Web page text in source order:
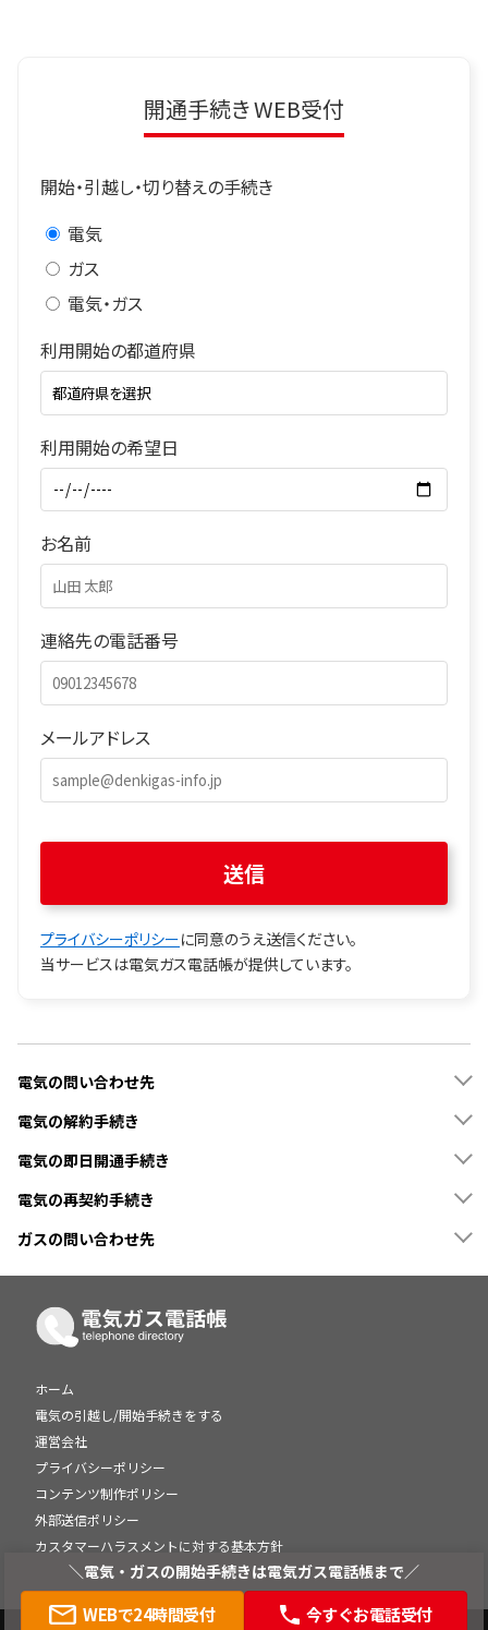
開通手続き WEB受付
開始・引越し・切り替えの手続き
電気
ガス
電気・ガス
利用開始の都道府県
利用開始の希望日
お名前
連絡先の電話番号
メールアドレス
プライバシーポリシーに同意のうえ送信ください。
当サービスは電気ガス電話帳が提供しています。
電気の問い合わせ先
電気の解約手続き
電気の即日開通手続き
電気の再契約手続き
ガスの問い合わせ先
ホーム
電気の引越し/開始手続きをする
運営会社
プライバシーポリシー
コンテンツ制作ポリシー
外部送信ポリシー
カスタマーハラスメントに対する基本方針
＼電気・ガスの開始手続きは電気ガス電話帳まで／
WEBで24時間受付 今すぐお電話受付